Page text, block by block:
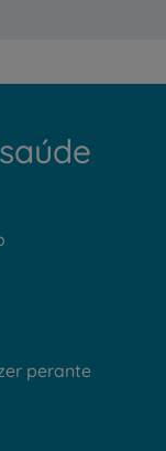
perante